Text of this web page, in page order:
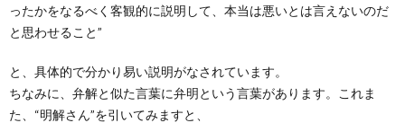
ったかをなるべく客観的に説明して、本当は悪いとは言えないのだ
と思わせること”
と、具体的で分かり易い説明がなされています。
ちなみに、弁解と似た言葉に弁明という言葉があります。これま
た、“明解さん”を引いてみますと、